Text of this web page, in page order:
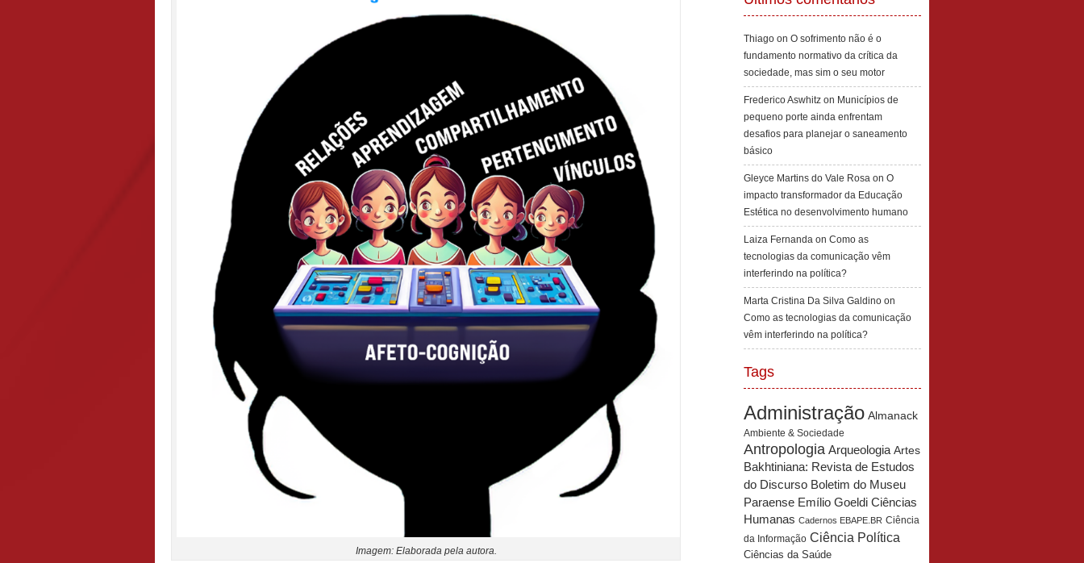
Imagem: Elaborada pela autora.
Thiago on O sofrimento não é o
fundamento normativo da crítica da
sociedade, mas sim o seu motor
Frederico Aswhitz on Municípios de
pequeno porte ainda enfrentam
desafios para planejar o saneamento
básico
Gleyce Martins do Vale Rosa on O
impacto transformador da Educação
Estética no desenvolvimento humano
Laiza Fernanda on Como as
tecnologias da comunicação vêm
interferindo na política?
Marta Cristina Da Silva Galdino on
Como as tecnologias da comunicação
vêm interferindo na política?
Tags
Administração Almanack
Ambiente & Sociedade
Antropologia Arqueologia Artes
Bakhtiniana: Revista de Estudos
do Discurso Boletim do Museu
Paraense Emílio Goeldi Ciências
Humanas Cadernos EBAPE.BR Ciência
da Informação Ciência Política
Ciências da Saúde